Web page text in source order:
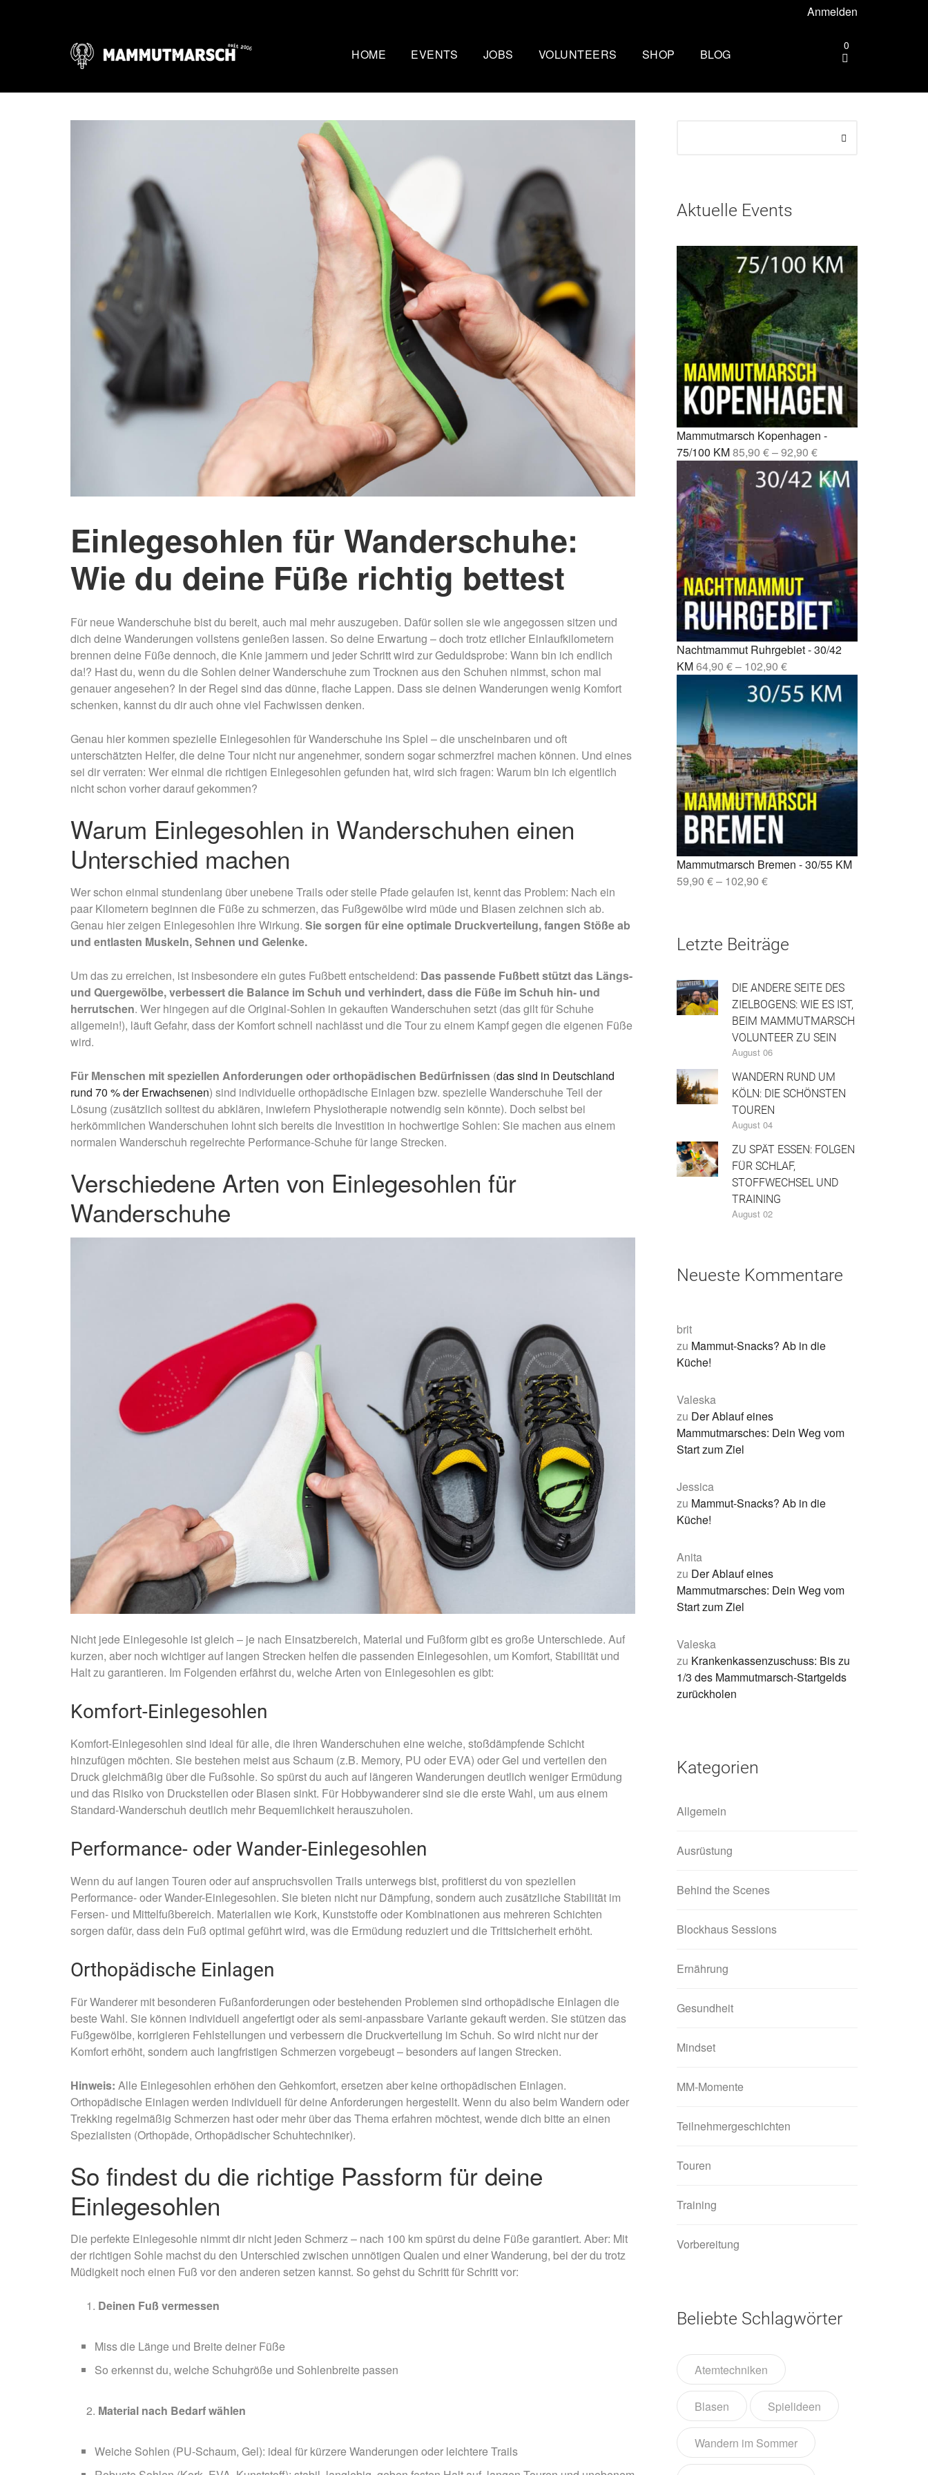
Anmelden
0
HOME EVENTS
– 75/100 KM
30/42 KM
30/55 KM
30/42/60 KM
Mammutmarsch Hannover –
30/42/55 KM
Mammutmarsch Aarhus –
30/50 KM
Mammutmarsch Dortmund –
30/42/55 KM
Mammutmarsch Wiesbaden –
30/42/55KM
Mammutmarsch München –
30/50 KM
Mammutmarsch Berlin –
30/42/55 KM
Mammutmarsch Málaga –
30/50 KM
Mammutmarsch Barcelona –
30/50 KM
Mammutmarsch Valencia –
30/50 KM
Mammutmarsch Madrid –
30/50/100 KM
Mammutmarsch Leipzig –
30/42/55 KM
Mammutmarsch München /
Starnberger See – 42/55 KM
Mammutmarsch Mannheim –
30/42/60 KM
Mammutmarsch Hamburg –
30/50 KM
Mammutmarsch Ruhrgebiet –
Mammutmarsch Kopenhagen
– 30/42/55 KM
Mammutmarsch Bilbao –
30/50 KM
Mammutmarsch Nürnberg –
30/42/55 KM
Mammutmarsch Dresden –
30/50 KM
Nachtmammut Hamburg –
30/42 KM
Mammutmarsch Essen –
75/100 KM
Mammutmarsch München –
75/100 KM
Mammutmarsch Berlin –
75/100 KM
JOBS VOLUNTEERS SHOP BLOG
Wim Hof Kältetraining: So frierst
du sicher
Fernwanderweg Deutschland: 7
Routen, Tipps und ehrliche
Empfehlungen
Vom Party-Leben zu 3.000
Mammutmarsch-Kilometern
Kompressionssocken beim
Wandern: Was sie wirklich
Wie wirkt sich Stress auf den
Körper aus? Was wirklich
passiert
Mönchengladbach wandern: 5
Touren zwischen Niers, Wald
und Schlössern
Mammutmarsch alleine: Monas
Geschichte vom Alleinstarten
und trotzdem dazugehören
Einlegesohlen für Wanderschuhe:
Wie du deine Füße richtig bettest
Für neue Wanderschuhe bist du bereit, auch mal mehr auszugeben. Dafür sollen sie wie angegossen sitzen und
dich deine Wanderungen vollstens genießen lassen. So deine Erwartung – doch trotz etlicher Einlaufkilometern
brennen deine Füße dennoch, die Knie jammern und jeder Schritt wird zur Geduldsprobe: Wann bin ich endlich
da!? Hast du, wenn du die Sohlen deiner Wanderschuhe zum Trocknen aus den Schuhen nimmst, schon mal
genauer angesehen? In der Regel sind das dünne, flache Lappen. Dass sie deinen Wanderungen wenig Komfort
schenken, kannst du dir auch ohne viel Fachwissen denken.
Genau hier kommen spezielle Einlegesohlen für Wanderschuhe ins Spiel – die unscheinbaren und oft
unterschätzten Helfer, die deine Tour nicht nur angenehmer, sondern sogar schmerzfrei machen können. Und eines
sei dir verraten: Wer einmal die richtigen Einlegesohlen gefunden hat, wird sich fragen: Warum bin ich eigentlich
nicht schon vorher darauf gekommen?
Warum Einlegesohlen in Wanderschuhen einen
Unterschied machen
Wer schon einmal stundenlang über unebene Trails oder steile Pfade gelaufen ist, kennt das Problem: Nach ein
paar Kilometern beginnen die Füße zu schmerzen, das Fußgewölbe wird müde und Blasen zeichnen sich ab.
Genau hier zeigen Einlegesohlen ihre Wirkung. Sie sorgen für eine optimale Druckverteilung, fangen Stöße ab
und entlasten Muskeln, Sehnen und Gelenke.
Um das zu erreichen, ist insbesondere ein gutes Fußbett entscheidend: Das passende Fußbett stützt das Längs-
und Quergewölbe, verbessert die Balance im Schuh und verhindert, dass die Füße im Schuh hin- und
herrutschen. Wer hingegen auf die Original-Sohlen in gekauften Wanderschuhen setzt (das gilt für Schuhe
allgemein!), läuft Gefahr, dass der Komfort schnell nachlässt und die Tour zu einem Kampf gegen die eigenen Füße
wird.
Für Menschen mit speziellen Anforderungen oder orthopädischen Bedürfnissen (das sind in Deutschland
rund 70 % der Erwachsenen) sind individuelle orthopädische Einlagen bzw. spezielle Wanderschuhe Teil der
Lösung (zusätzlich solltest du abklären, inwiefern Physiotherapie notwendig sein könnte). Doch selbst bei
herkömmlichen Wanderschuhen lohnt sich bereits die Investition in hochwertige Sohlen: Sie machen aus einem
normalen Wanderschuh regelrechte Performance-Schuhe für lange Strecken.
Verschiedene Arten von Einlegesohlen für
Wanderschuhe
Nicht jede Einlegesohle ist gleich – je nach Einsatzbereich, Material und Fußform gibt es große Unterschiede. Auf
kurzen, aber noch wichtiger auf langen Strecken helfen die passenden Einlegesohlen, um Komfort, Stabilität und
Halt zu garantieren. Im Folgenden erfährst du, welche Arten von Einlegesohlen es gibt:
Komfort-Einlegesohlen
Komfort-Einlegesohlen sind ideal für alle, die ihren Wanderschuhen eine weiche, stoßdämpfende Schicht
hinzufügen möchten. Sie bestehen meist aus Schaum (z.B. Memory, PU oder EVA) oder Gel und verteilen den
Druck gleichmäßig über die Fußsohle. So spürst du auch auf längeren Wanderungen deutlich weniger Ermüdung
und das Risiko von Druckstellen oder Blasen sinkt. Für Hobbywanderer sind sie die erste Wahl, um aus einem
Standard-Wanderschuh deutlich mehr Bequemlichkeit herauszuholen.
Performance- oder Wander-Einlegesohlen
Wenn du auf langen Touren oder auf anspruchsvollen Trails unterwegs bist, profitierst du von speziellen
Performance- oder Wander-Einlegesohlen. Sie bieten nicht nur Dämpfung, sondern auch zusätzliche Stabilität im
Fersen- und Mittelfußbereich. Materialien wie Kork, Kunststoffe oder Kombinationen aus mehreren Schichten
sorgen dafür, dass dein Fuß optimal geführt wird, was die Ermüdung reduziert und die Trittsicherheit erhöht.
Orthopädische Einlagen
Für Wanderer mit besonderen Fußanforderungen oder bestehenden Problemen sind orthopädische Einlagen die
beste Wahl. Sie können individuell angefertigt oder als semi-anpassbare Variante gekauft werden. Sie stützen das
Fußgewölbe, korrigieren Fehlstellungen und verbessern die Druckverteilung im Schuh. So wird nicht nur der
Komfort erhöht, sondern auch langfristigen Schmerzen vorgebeugt – besonders auf langen Strecken.
Hinweis: Alle Einlegesohlen erhöhen den Gehkomfort, ersetzen aber keine orthopädischen Einlagen.
Orthopädische Einlagen werden individuell für deine Anforderungen hergestellt. Wenn du also beim Wandern oder
Trekking regelmäßig Schmerzen hast oder mehr über das Thema erfahren möchtest, wende dich bitte an einen
Spezialisten (Orthopäde, Orthopädischer Schuhtechniker).
So findest du die richtige Passform für deine
Einlegesohlen
Die perfekte Einlegesohle nimmt dir nicht jeden Schmerz – nach 100 km spürst du deine Füße garantiert. Aber: Mit
der richtigen Sohle machst du den Unterschied zwischen unnötigen Qualen und einer Wanderung, bei der du trotz
Müdigkeit noch einen Fuß vor den anderen setzen kannst. So gehst du Schritt für Schritt vor:
Deinen Fuß vermessen
Miss die Länge und Breite deiner Füße
So erkennst du, welche Schuhgröße und Sohlenbreite passen
Material nach Bedarf wählen
Weiche Sohlen (PU-Schaum, Gel): ideal für kürzere Wanderungen oder leichtere Trails
Aktuelle Events
Mammutmarsch Kopenhagen -
75/100 KM85,90 €–92,90 €
Nachtmammut Ruhrgebiet - 30/42
KM64,90 €– 102,90 €
Mammutmarsch Bremen - 30/55 KM
59,90 €– 102,90 €
Letzte Beiträge
DIE ANDERE SEITE DES
ZIELBOGENS: WIE ES IST,
BEIM MAMMUTMARSCH
VOLUNTEER ZU SEIN
August 06
WANDERN RUND UM
KÖLN: DIE SCHÖNSTEN
TOUREN
August 04
ZU SPÄT ESSEN: FOLGEN
FÜR SCHLAF,
STOFFWECHSEL UND
TRAINING
August 02
Neueste Kommentare
brit
zu Mammut-Snacks? Ab in die
Küche!
Valeska
zu Der Ablauf eines
Mammutmarsches: Dein Weg vom
Start zum Ziel
Jessica
zu Mammut-Snacks? Ab in die
Küche!
Anita
zu Der Ablauf eines
Mammutmarsches: Dein Weg vom
Start zum Ziel
Valeska
zu Krankenkassenzuschuss: Bis zu
1/3 des Mammutmarsch-Startgelds
zurückholen
Kategorien
Allgemein
Ausrüstung
Behind the Scenes
Blockhaus Sessions
Ernährung
Gesundheit
Mindset
MM-Momente
Teilnehmergeschichten
Touren
Training
Vorbereitung
Beliebte Schlagwörter
Atemtechniken
Blasen Spielideen
Wandern im Sommer